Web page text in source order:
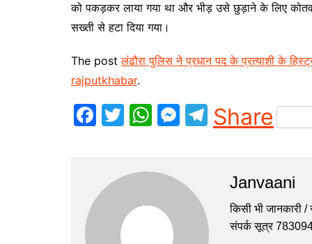
को पकड़कर लाया गया था और भीड़ उसे छुड़ाने के लिए
सख्ती से हटा दिया गया।
The postलंढौरा पुलिस ने प्रधान पद के प्रत्याशी के
rajputkhabar.
F
e
b
T
er
W
s
A
M
s
T
el
m
Share
Janvaani
किसी भी जानकारी
संपर्क सूत्र